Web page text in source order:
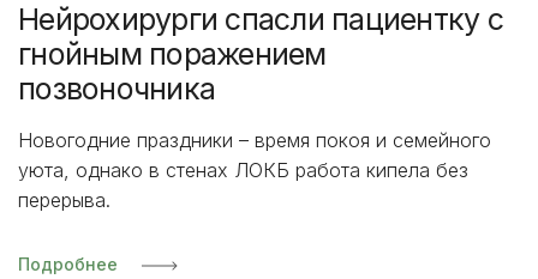
Нейрохирурги спасли пациентку с
гнойным поражением
позвоночника
Новогодние праздники – время покоя и семейного
уюта, однако в стенах ЛОКБ работа кипела без
перерыва.
Подробнее